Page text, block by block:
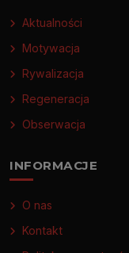
Aktualności
Motywacja
Rywalizacja
Regeneracja
Obserwacja
INFORMACJE
O nas
Kontakt